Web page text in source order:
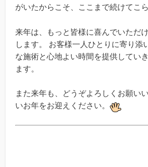
がいたからこそ、ここまで続けてこ
来年は、もっと皆様に喜んでいただ
します。 お客様一人ひとりに寄り添
な施術と心地よい時間を提供してい
ます。
また来年も、どうぞよろしくお願い
いお年をお迎えください。